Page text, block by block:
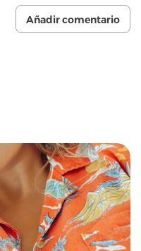
Añadir comentario